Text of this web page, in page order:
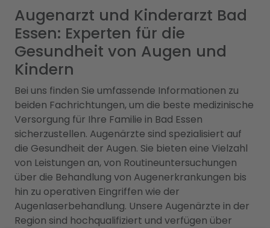
Augenarzt und Kinderarzt Bad
Essen: Experten für die
Gesundheit von Augen und
Kindern
Bei uns finden Sie umfassende Informationen zu
beiden Fachrichtungen, um die beste medizinische
Versorgung für Ihre Familie in Bad Essen
sicherzustellen. Augenärzte sind spezialisiert auf
die Gesundheit der Augen. Sie bieten eine Vielzahl
von Leistungen an, von Routineuntersuchungen
über die Behandlung von Augenerkrankungen bis
hin zu operativen Eingriffen wie der
Augenlaserbehandlung. Unsere Augenärzte in der
Region sind hochqualifiziert und verfügen über